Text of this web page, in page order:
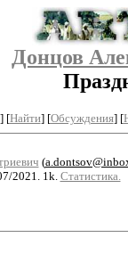
Донцов
] [Найти] [Обсуждения] [
(
2021. 1k. Статистика.